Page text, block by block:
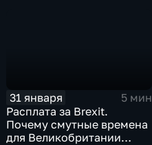
31 января
5 мин
Расплата за Brexit.
Почему смутные времена
для Великобритании